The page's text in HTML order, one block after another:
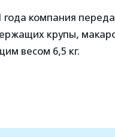
года компания
крупы,
весом 6,5 кг.